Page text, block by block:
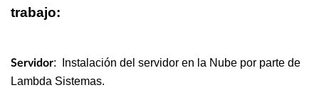
trabajo:
Servidor: Instalación del servidor en la Nube por parte de
Lambda Sistemas.